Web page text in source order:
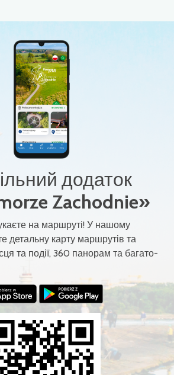
додаток
Zachodnie»
на маршруті! У нашому
детальну карту маршрутів та
та події, 360 панорам та багато-